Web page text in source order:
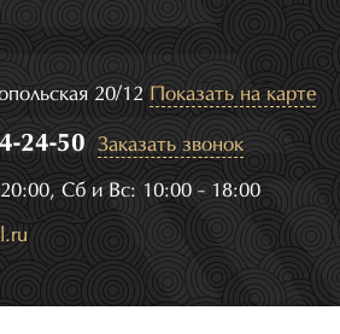
20/12 Показать на карте
24-50 Заказать звонок
Сб и Вс: 10:00 - 18:00